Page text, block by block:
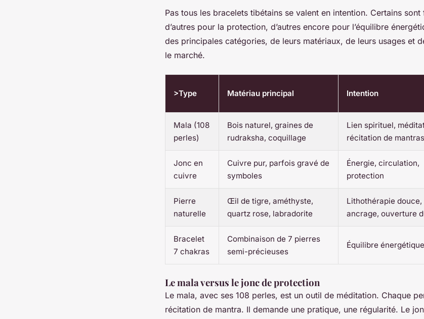
Pas tous les bracelets tibétains se valent en intention. Certains
d’autres pour la protection, d’autres encore pour l’équilibre
des principales catégories, de leurs matériaux, de leurs usages et
le marché.
>Type Matériau principal Intention
Mala (108
perles)
Bois naturel, graines de
rudraksha, coquillage
Lien spirituel,
récitation de mantras
Jonc en
cuivre
Cuivre pur, parfois gravé de
symboles
Énergie, circulation,
protection
Pierre
naturelle
Œil de tigre, améthyste,
quartz rose, labradorite
Lithothérapie douce,
ancrage, ouverture
Bracelet
7 chakras
Combinaison de 7 pierres
semi-précieuses
Équilibre
Le mala versus le jonc de protection
Le mala, avec ses 108 perles, est un outil de méditation. Chaque
récitation de mantra. Il demande une pratique, une régularité. Le